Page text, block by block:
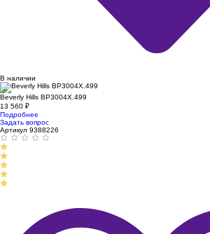
В наличии
Beverly Hills BP3004X.499
13 560 ₽
Подробнее
Задать вопрос
Артикул 9388226